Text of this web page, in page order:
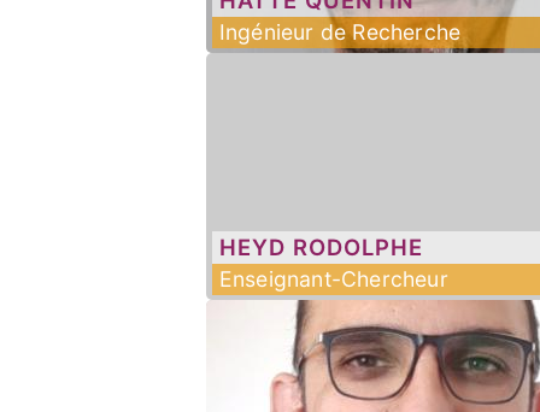
Ingénieur de Recherche
HEYD RODOLPHE
Enseignant-Chercheur